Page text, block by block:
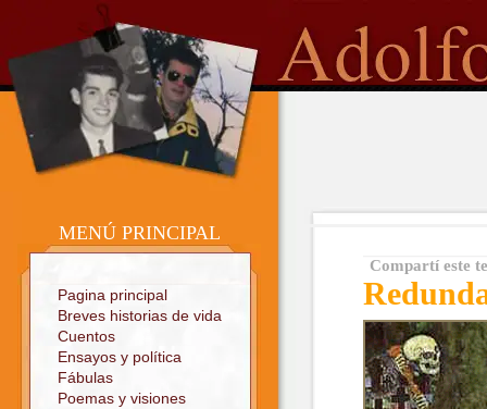
Sitio oficial
MENÚ PRINCIPAL
Pagina principal
Breves historias de vida
Cuentos
Ensayos y política
Fábulas
Poemas y visiones
Compartí este